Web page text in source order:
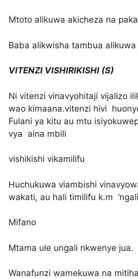
Mtoto alikuwa akicheza na
Baba alikwisha tambua alikuwa
VITENZI VISHIRIKISHI (S)
Ni vitenzi vinavyohitaji vijalizo
wao kimaana.vitenzi hivi
Fulani ya kitu au mtu
vya aina mbili
vishikishi vikamilifu
Huchukuwa viambishi
wakati, au hali timilifu k.m
Mifano
Mtama ule ungali nkwenye jua.
Wanafunzi wamekuwa na